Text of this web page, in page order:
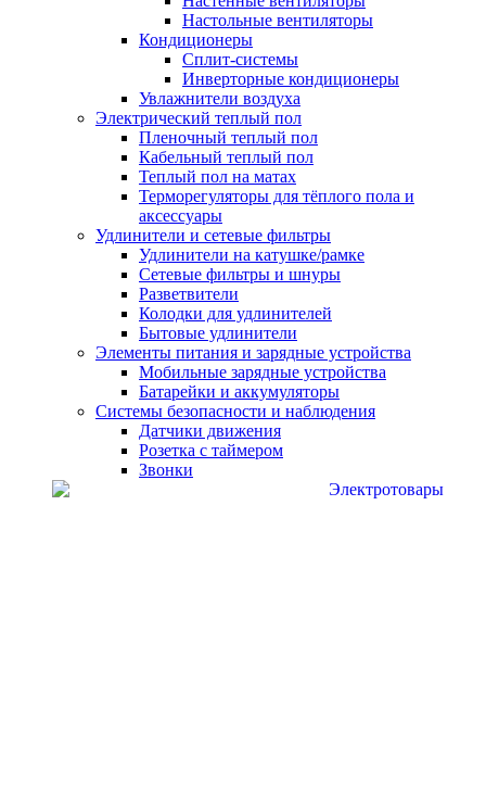
Настольные вентиляторы
Кондиционеры
Сплит-системы
Инверторные кондиционеры
Увлажнители воздуха
Электрический теплый пол
Пленочный теплый пол
Кабельный теплый пол
Теплый пол на матах
Терморегуляторы для тёплого пола и
аксессуары
Удлинители и сетевые фильтры
Удлинители на катушке/рамке
Сетевые фильтры и шнуры
Разветвители
Колодки для удлинителей
Бытовые удлинители
Элементы питания и зарядные устройства
Мобильные зарядные устройства
Батарейки и аккумуляторы
Системы безопасности и наблюдения
Датчики движения
Розетка с таймером
Звонки